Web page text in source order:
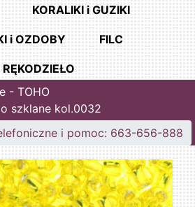
KORALIKI i GUZIKI
i OZDOBY FILC
RĘKODZIEŁO
- TOHO
szklane kol.0032
i pomoc: 663-656-888